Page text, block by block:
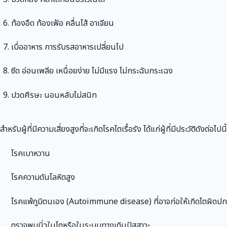
ท้องอืด ท้องเฟ้อ คลื่นไส้ อาเจียน
เบื่ออาหาร การรับรสอาหารเปลี่ยนไป
ซีด อ่อนเพลีย เหนื่อยง่าย ไม่มีแรง ไม่กระฉับกระเฉง
ปวดศีรษะ นอนหลับไม่สนิท
สำหรับผู้ที่มีความเสี่ยงสูงที่จะเกิดโรคไตเรื้อรัง ได้แก่ผู้ที่มีประวัติดังต่อไปนี้
โรคเบาหวาน
โรคความดันโลหิตสูง
โรคแพ้ภูมิตนเอง (Autoimmune disease) ที่อาจก่อให้เกิดไตผิดป